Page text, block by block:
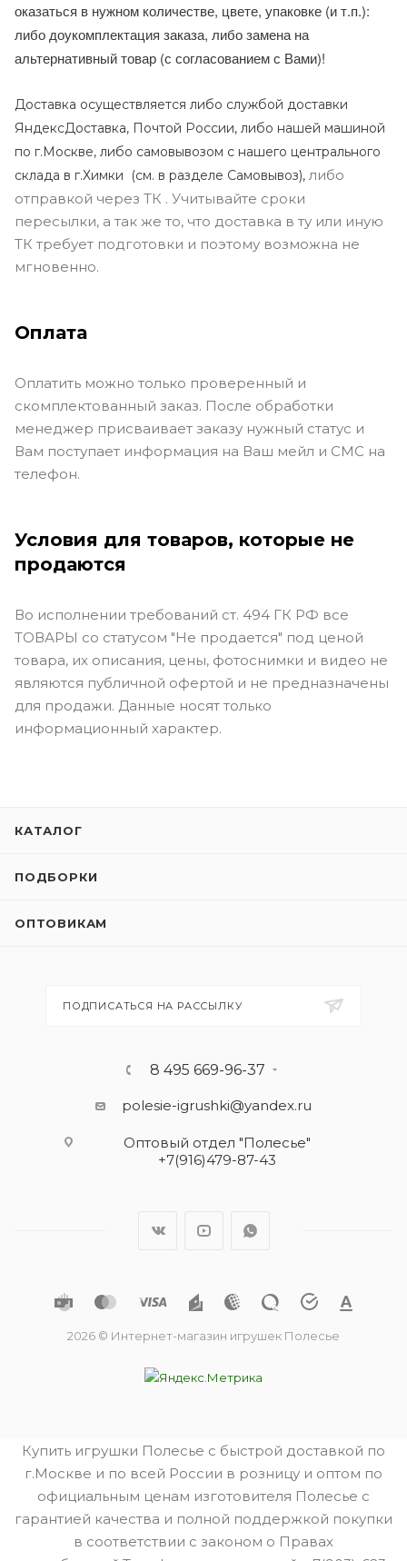
оказаться в нужном количестве, цвете, упаковке (и т.п.):
либо доукомплектация заказа, либо замена на
альтернативный товар (с согласованием с Вами)!
Доставка осуществляется либо службой доставки
ЯндексДоставка, Почтой России, либо нашей машиной
по г.Москве, либо самовывозом с нашего центрального
склада в г.Химки (см. в разделе Самовывоз), либо
отправкой через ТК . Учитывайте сроки
пересылки, а так же то, что доставка в ту или иную
ТК требует подготовки и поэтому возможна не
мгновенно.
Оплата
Оплатить можно только проверенный и
скомплектованный заказ. После обработки
менеджер присваивает заказу нужный статус и
Вам поступает информация на Ваш мейл и СМС на
телефон.
Условия для товаров, которые не
продаются
Во исполнении требований ст. 494 ГК РФ все
ТОВАРЫ со статусом "Не продается" под ценой
товара, их описания, цены, фотоснимки и видео не
являются публичной офертой и не предназначены
для продажи. Данные носят только
информационный характер.
КАТАЛОГ
ПОДБОРКИ
ОПТОВИКАМ
ПОДПИСАТЬСЯ НА РАССЫЛКУ
8 495 669-96-37
polesie-igrushki@yandex.ru
Оптовый отдел "Полесье"
+7(916)479-87-43
2026 © Интернет-магазин игрушек Полесье
Купить игрушки Полесье с быстрой доставкой по
г.Москве и по всей России в розницу и оптом по
официальным ценам изготовителя Полесье с
гарантией качества и полной поддержкой покупки
в соответствии с законом о Правах